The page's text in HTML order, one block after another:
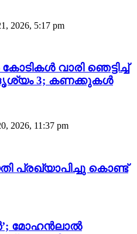
2026, 5:17 pm
വാരി ഞെട്ടിച്ച്
3; കണക്കുകൾ
2026, 11:37 pm
പ്രഖ്യാപിച്ചു കൊണ്ട്
മോഹന്‍ലാല്‍